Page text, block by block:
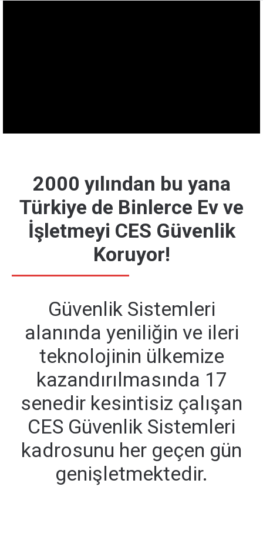
2000 yılından bu yana
Türkiye de Binlerce Ev ve
İşletmeyi CES Güvenlik
Koruyor!
Güvenlik Sistemleri
alanında yeniliğin ve ileri
teknolojinin ülkemize
kazandırılmasında 17
senedir kesintisiz çalışan
CES Güvenlik Sistemleri
kadrosunu her geçen gün
genişletmektedir.